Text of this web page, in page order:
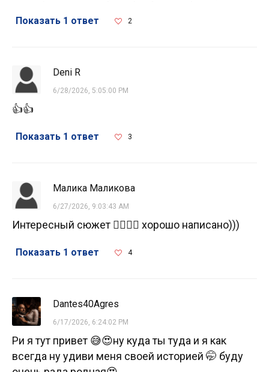
Показать 1 ответ 2
Deni R
6/28/2026, 5:05:00 PM
👍👍
Показать 1 ответ 3
Малика Маликова
6/27/2026, 9:03:43 AM
Интересный сюжет 👍🏻👏🏻 хорошо написано)))
Показать 1 ответ 4
Dantes40Agres
6/17/2026, 6:24:02 PM
Ри я тут привет 😅😍ну куда ты туда и я как
всегда ну удиви меня своей историей 🤭 буду